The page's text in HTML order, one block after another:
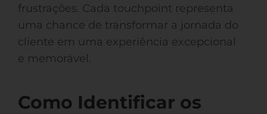
frustrações. Cada touchpoint representa
uma chance de transformar a jornada do
cliente em uma experiência excepcional
e memorável.
Como Identificar os